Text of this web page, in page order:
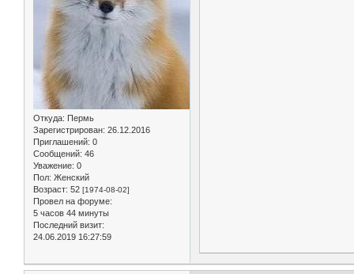
Откуда: Пермь
Зарегистрирован: 26.12.2016
Приглашений: 0
Сообщений: 46
Уважение: 0
Пол: Женский
Возраст: 52 [1974-08-02]
Провел на форуме:
5 часов 44 минуты
Последний визит:
24.06.2019 16:27:59